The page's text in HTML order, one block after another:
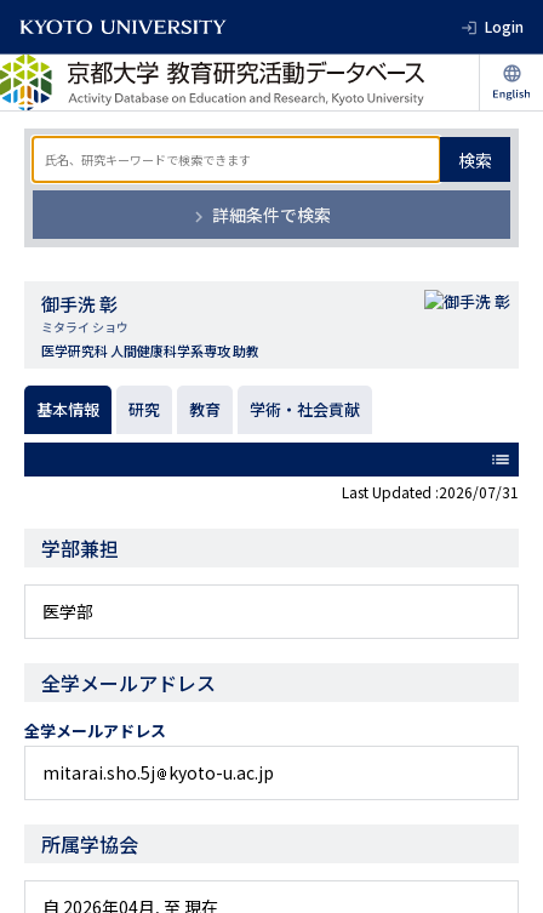
Login
検索
詳細条件で検索
御手洗 彰
ミタライ ショウ
医学研究科 人間健康科学系専攻 助教
基本情報 研究 教育 学術・社会貢献
list
Last Updated :2026/07/31
学部兼担
医学部
全学メールアドレス
全学メールアドレス
mitarai.sho.5j kyoto-u.ac.jp
所属学協会
自 2026年04月, 至 現在